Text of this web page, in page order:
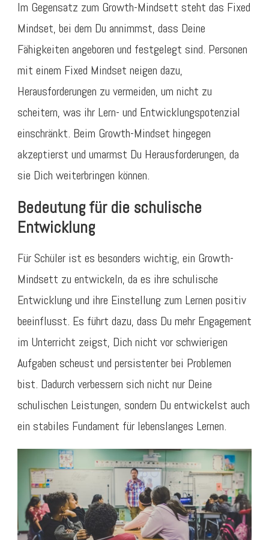
Im Gegensatz zum Growth-Mindsett steht das Fixed
Mindset, bei dem Du annimmst, dass Deine
Fähigkeiten angeboren und festgelegt sind. Personen
mit einem Fixed Mindset neigen dazu,
Herausforderungen zu vermeiden, um nicht zu
scheitern, was ihr Lern- und Entwicklungspotenzial
einschränkt. Beim Growth-Mindset hingegen
akzeptierst und umarmst Du Herausforderungen, da
sie Dich weiterbringen können.
Bedeutung für die schulische
Entwicklung
Für Schüler ist es besonders wichtig, ein Growth-
Mindsett zu entwickeln, da es ihre schulische
Entwicklung und ihre Einstellung zum Lernen positiv
beeinflusst. Es führt dazu, dass Du mehr Engagement
im Unterricht zeigst, Dich nicht vor schwierigen
Aufgaben scheust und persistenter bei Problemen
bist. Dadurch verbessern sich nicht nur Deine
schulischen Leistungen, sondern Du entwickelst auch
ein stabiles Fundament für lebenslanges Lernen.